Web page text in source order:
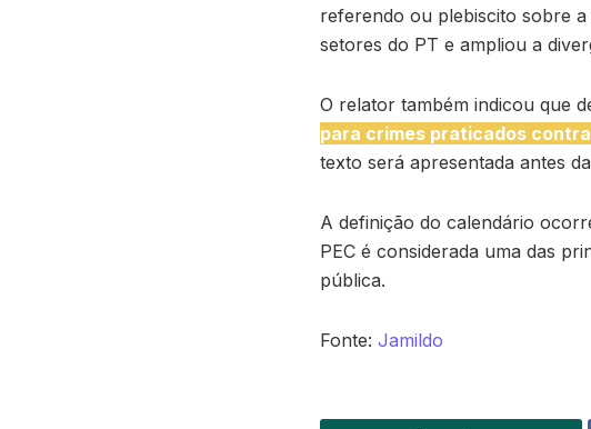
referendo ou plebiscito sobre
setores do PT e ampliou a
O relator também indicou que
para crimes praticados
texto será apresentada antes
A definição do calendário
PEC é considerada uma das
pública.
Fonte: Jamildo